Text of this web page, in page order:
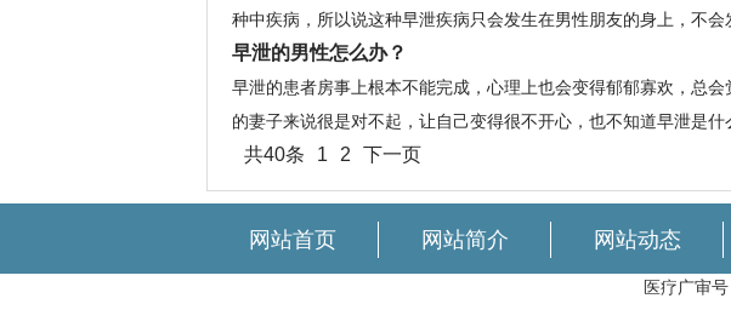
种中疾病，所以说这种早泄疾病只会发生在男性朋友的身上，不会
早泄的男性怎么办？
早泄的患者房事上根本不能完成，心理上也会变得郁郁寡欢，总
的妻子来说很是对不起，让自己变得很不开心，也不知道早泄是什
共40条 1 2 下一页
网站首页 网站简介 网站动态
医疗广审